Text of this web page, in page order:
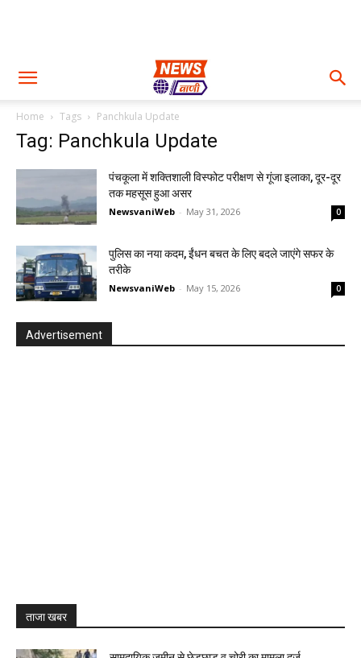
Home Tags Panchkula Update
Tag: Panchkula Update
पंचकूला में शक्तिशाली विस्फोट परीक्षण से गूंजा इलाका, दूर-दूर
तक महसूस हुआ असर
NewsvaniWeb - May 31, 2026 0
पुलिस का नया कदम, ईंधन बचत के लिए बदले जाएंगे सफर के
तरीके
NewsvaniWeb - May 15, 2026 0
Advertisement
ताजा खबर